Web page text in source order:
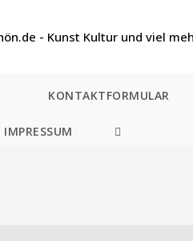
KONTAKTFORMULAR
IMPRESSUM
WEBSITE-